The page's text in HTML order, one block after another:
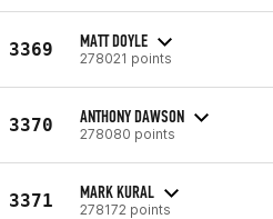
3369 MATT DOYLE
278021 points
3370 ANTHONY DAWSON
278080 points
3371 MARK KURAL
278172 points